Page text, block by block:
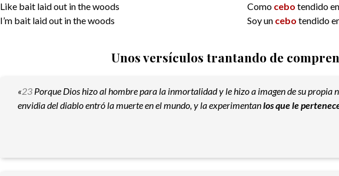
Like bait laid out in the woods
I’m bait laid out in the woods
Como cebo tendido
Soy un cebo tendido
Unos versículos trantando de
«23 Porque Dios hizo al hombre para la inmortalidad y le hizo a imagen de su propia
envidia del diablo entró la muerte en el mundo, y la experimentanlos que le